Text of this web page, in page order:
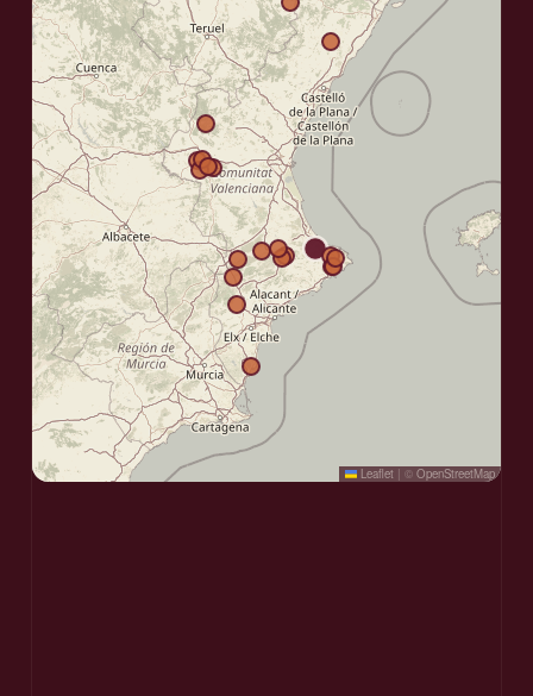
Leaflet | © OpenStreetMap